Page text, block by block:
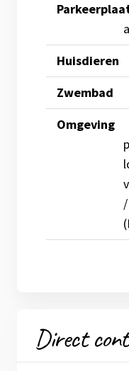
Huisdieren
Zwembad
Omgeving
Direct